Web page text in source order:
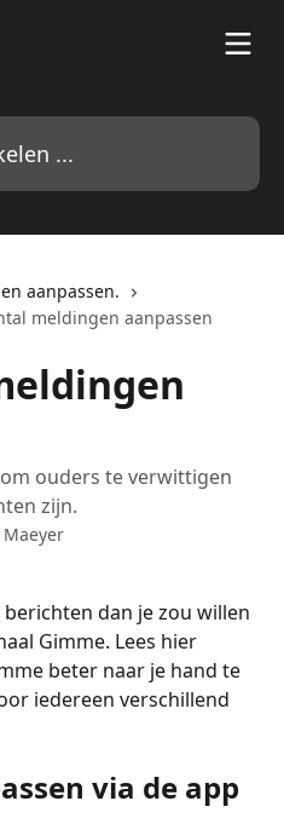
aanpassen.
meldingen aanpassen
ouders te verwittigen
zijn.
Maeyer
dan je zou willen
Gimme. Lees hier
beter naar je hand te
iedereen verschillend
via de app